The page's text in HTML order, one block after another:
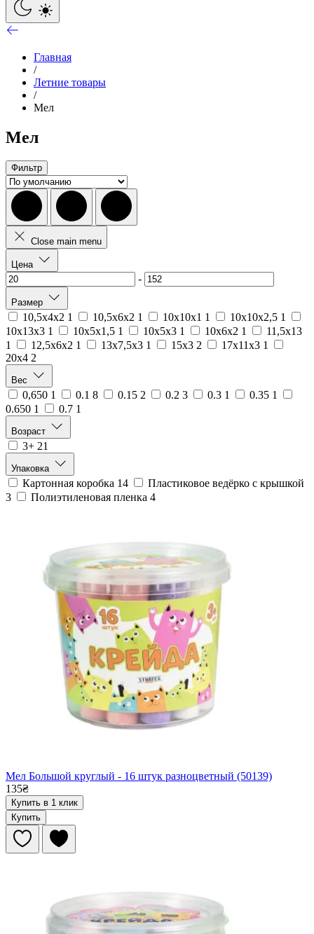
Главная
/
Летние товары
/
Мел
Мел
Фильтр
Close main menu
Цена
-
Размер
10,5х4х2 1 10,5х6х2 1 10х10х1 1 10х10х2,5 1
10х13х3 1 10х5х1,5 1 10х5х3 1 10х6х2 1
11,5х13
1
12,5х6х2 1 13х7,5х3 1 15х3 2 17х11х3 1
20х4 2
Вес
0,650 1 0.1 8 0.15 2 0.2 3 0.3 1 0.35 1
0.650 1 0.7 1
Возраст
3+ 21
Упаковка
Картонная коробка 14
Пластиковое ведёрко с крышкой
3
Полиэтиленовая пленка 4
Мел Большой круглый - 16 штук разноцветный (50139)
135₴
Купить в 1 клик
Купить